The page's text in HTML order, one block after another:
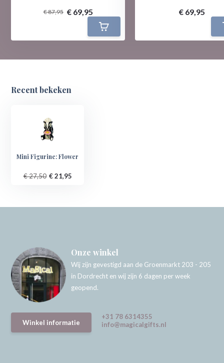
€ 87,95 € 69,95 € 69,95
Recent bekeken
Mini Figurine: Flower
€ 27,50 € 21,95
Onze winkel
Wij zijn gevestigd aan de Groenmarkt 203 - 205
in Dordrecht en wij zijn 6 dagen per week
geopend.
Winkel informatie
+31 78 6314355
info@magicalgifts.nl